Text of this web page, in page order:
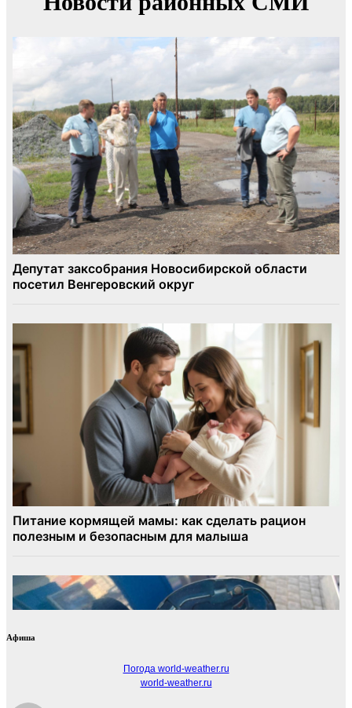
Афиша
Погода world-weather.ru
world-weather.ru